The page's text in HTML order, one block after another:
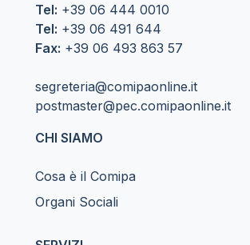
Tel: +39 06 444 0010
Tel: +39 06 491 644
Fax: +39 06 493 863 57
segreteria@comipaonline.it
postmaster@pec.comipaonline.it
CHI SIAMO
Cosa è il Comipa
Organi Sociali